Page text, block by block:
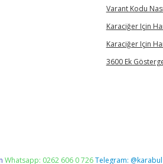
Varant Kodu
Karaciğer Için
Karaciğer Için
3600 Ek
Whatsapp: 0262 606 0 726Telegram: @karabul